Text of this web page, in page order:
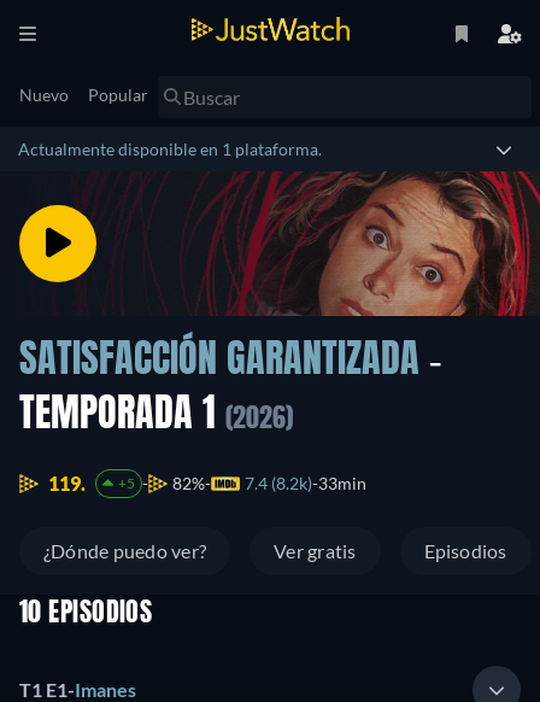
Nuevo Popular
Actualmente disponible en 1 plataforma.
SATISFACCIÓN GARANTIZADA -
TEMPORADA 1
(2026)
119. +5 82% 7.4 (8.2k) 33min
¿Dónde puedo ver? Ver gratis Episodios
10 EPISODIOS
T1 E1-Imanes